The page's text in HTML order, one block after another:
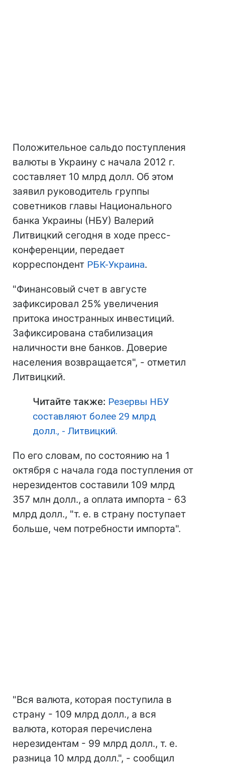
Положительное сальдо поступления
валюты в Украину с начала 2012 г.
составляет 10 млрд долл. Об этом
заявил руководитель группы
советников главы Национального
банка Украины (НБУ) Валерий
Литвицкий сегодня в ходе пресс-
конференции, передает
корреспондент РБК-Украина.
"Финансовый счет в августе
зафиксировал 25% увеличения
притока иностранных инвестиций.
Зафиксирована стабилизация
наличности вне банков. Доверие
населения возвращается", - отметил
Литвицкий.
Читайте также: Резервы НБУ
составляют более 29 млрд
долл., - Литвицкий.
По его словам, по состоянию на 1
октября с начала года поступления от
нерезидентов составили 109 млрд
357 млн долл., а оплата импорта - 63
млрд долл., "т. е. в страну поступает
больше, чем потребности импорта".
"Вся валюта, которая поступила в
страну - 109 млрд долл., а вся
валюта, которая перечислена
нерезидентам - 99 млрд долл., т. е.
разница 10 млрд долл.", - сообщил